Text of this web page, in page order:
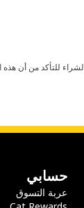
حسابي
عربة التسوق